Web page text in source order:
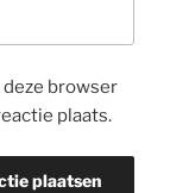
deze browser
plaats.